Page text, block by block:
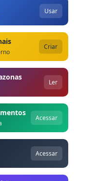
Usar
Criar
Ler
Acessar
Acessar